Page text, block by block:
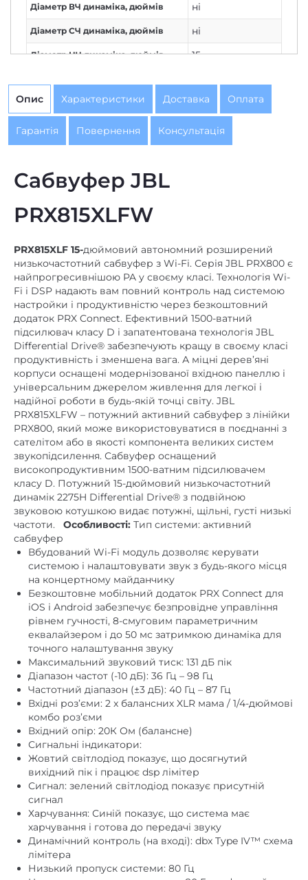
Діаметр ВЧ динаміка, дюймів ні
Діаметр СЧ динаміка, дюймів ні
Діаметр НЧ динаміка, дюймів 15
Опис
Характеристики Доставка Оплата
Гарантія Повернення Консультація
Сабвуфер JBL
PRX815XLFW
PRX815XLF 15-дюймовий автономний розширений
низькочастотний сабвуфер з Wi-Fi. Серія JBL PRX800 є
найпрогресивнішою PA у своєму класі. Технологія Wi-
Fi і DSP надають вам повний контроль над системою
настройки і продуктивністю через безкоштовний
додаток PRX Connect. Ефективний 1500-ватний
підсилювач класу D і запатентована технологія JBL
Differential Drive® забезпечують кращу в своєму класі
продуктивність і зменшена вага. А міцні дерев’яні
корпуси оснащені модернізованої вхідною панеллю і
універсальним джерелом живлення для легкої і
надійної роботи в будь-якій точці світу. JBL
PRX815XLFW – потужний активний сабвуфер з лінійки
PRX800, який може використовуватися в поєднанні з
сателітом або в якості компонента великих систем
звукопідсилення. Сабвуфер оснащений
високопродуктивним 1500-ватним підсилювачем
класу D. Потужний 15-дюймовий низькочастотний
динамік 2275H Differential Drive® з подвійною
звуковою котушкою видає потужні, щільні, густі низькі
частоти. Особливості: Тип системи: активний
сабвуфер
Вбудований Wi-Fi модуль дозволяє керувати
системою і налаштовувати звук з будь-якого місця
на концертному майданчику
Безкоштовне мобільний додаток PRX Connect для
iOS і Android забезпечує безпровідне управління
рівнем гучності, 8-смуговим параметричним
еквалайзером і до 50 мс затримкою динаміка для
точного налаштування звуку
Максимальний звуковий тиск: 131 дБ пік
Діапазон частот (-10 дБ): 36 Гц – 98 Гц
Частотний діапазон (±3 дБ): 40 Гц – 87 Гц
Вхідні роз’єми: 2 x балансних XLR мама / 1/4-дюймові
комбо роз’єми
Вхідний опір: 20К Ом (балансне)
Сигнальні індикатори:
Жовтий світлодіод показує, що досягнутий
вихідний пік і працює dsp лімітер
Сигнал: зелений світлодіод показує присутній
сигнал
Харчування: Синій показує, що система має
харчування і готова до передачі звуку
Динамічний контроль (на вході): dbx Type IV™ схема
лімітера
Низький пропуск системи: 80 Гц